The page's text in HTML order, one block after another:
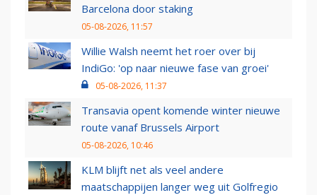
Barcelona door staking
05-08-2026, 11:57
Willie Walsh neemt het roer over bij
IndiGo: 'op naar nieuwe fase van groei'
05-08-2026, 11:37
Transavia opent komende winter nieuwe
route vanaf Brussels Airport
05-08-2026, 10:46
KLM blijft net als veel andere
maatschappijen langer weg uit Golfregio